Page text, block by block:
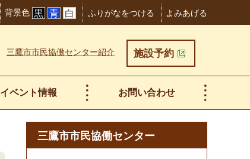
背景色 黒 青 白 ふりがなをつける よみあげる
三鷹市市民協働センター紹介 施設予約
イベント情報 お問い合わせ
三鷹市市民協働センター